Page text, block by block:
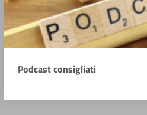
Podcast consigliati